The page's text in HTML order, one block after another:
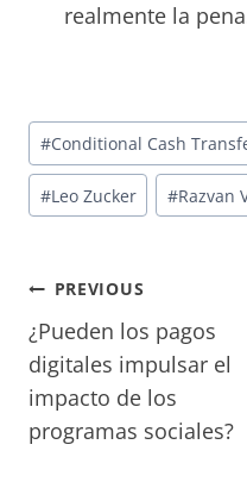
realmente la
Post
Tags:
#Conditional Cash
#Leo Zucker #Razvan
Post
navigation
PREVIOUS
¿Pueden los pagos
digitales impulsar el
impacto de los
programas sociales?